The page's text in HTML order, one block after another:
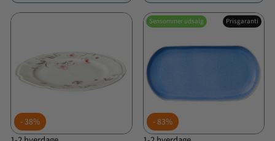
38%
Sensommer udsalg Prisgaranti
83%